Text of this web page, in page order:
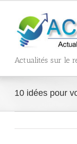
contenu
Actualités sur le
10 idées pour